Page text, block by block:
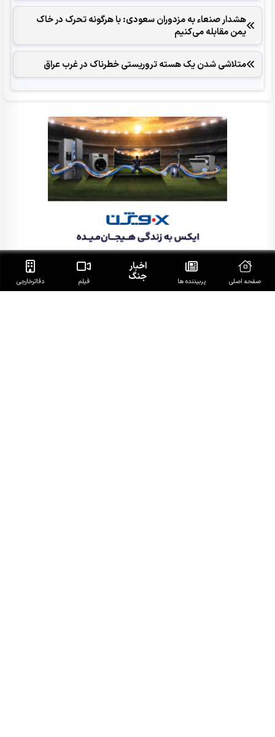
هشدار صنعاء به مزدوران سعودی: با هرگونه تحرک در خاک
یمن مقابله می‌کنیم
متلاشی شدن یک هسته تروریستی خطرناک در غرب عراق
صفحه اصلی پربیننده ها
اخبار
جنگ فیلم دفاتر‌خارجی